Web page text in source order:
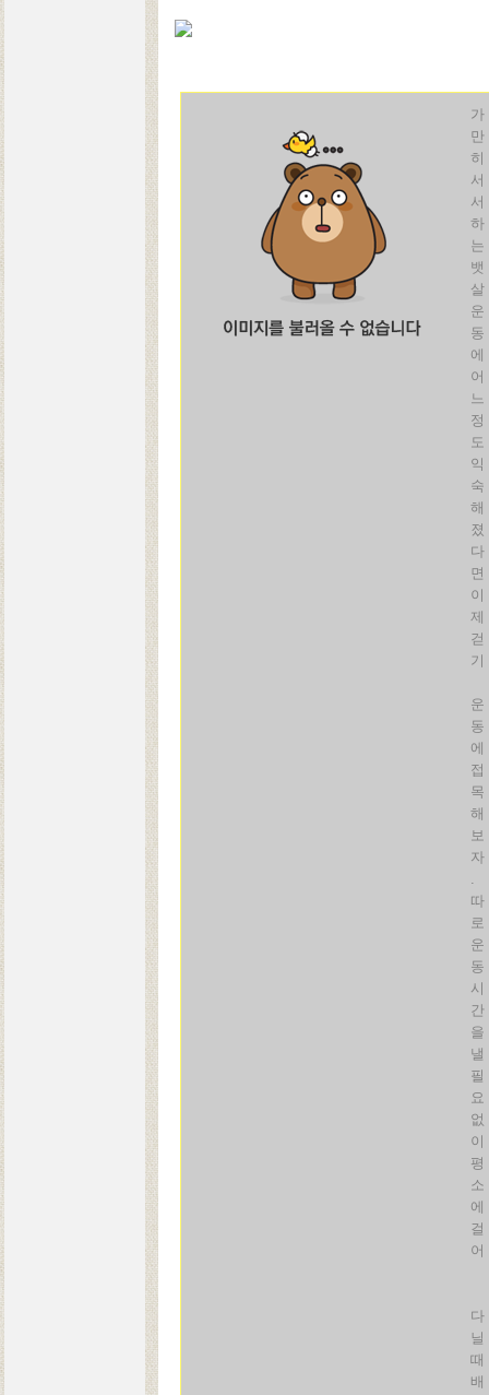
가
만
히
서
서
하
는
뱃
살
운
동
에
어
느
정
도
익
숙
해
졌
다
면
이
제
걷
기
운
동
에
접
목
해
보
자
.
따
로
운
동
시
간
을
낼
필
요
없
이
평
소
에
걸
어
다
닐
때
배